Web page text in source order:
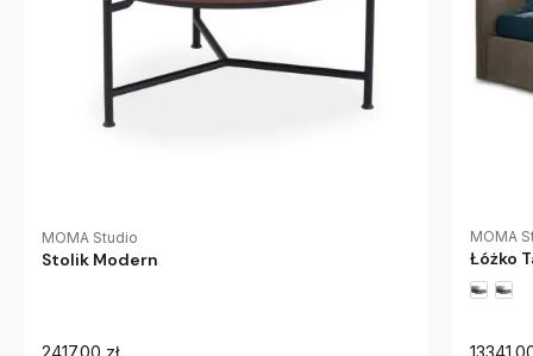
MOMA Studio
Stolik Modern
MOMA
Łóżko